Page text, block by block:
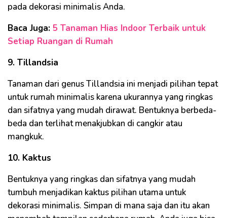
pada dekorasi minimalis Anda.
Baca Juga: 5 Tanaman Hias Indoor Terbaik untuk
Setiap Ruangan di Rumah
9. Tillandsia
Tanaman dari genus Tillandsia ini menjadi pilihan tepat
untuk rumah minimalis karena ukurannya yang ringkas
dan sifatnya yang mudah dirawat. Bentuknya berbeda-
beda dan terlihat menakjubkan di cangkir atau
mangkuk.
10. Kaktus
Bentuknya yang ringkas dan sifatnya yang mudah
tumbuh menjadikan kaktus pilihan utama untuk
dekorasi minimalis. Simpan di mana saja dan itu akan